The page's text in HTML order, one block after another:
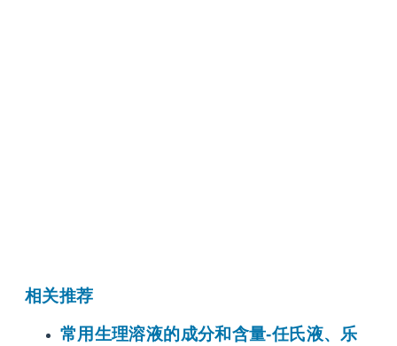
相关推荐
常用生理溶液的成分和含量-任氏液、乐